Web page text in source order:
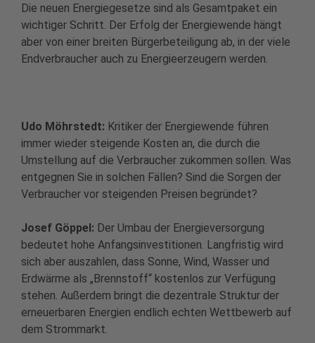
Die neuen Energiegesetze sind als Gesamtpaket ein
wichtiger Schritt. Der Erfolg der Energiewende hängt
aber von einer breiten Bürgerbeteiligung ab, in der viele
Endverbraucher auch zu Energieerzeugern werden.
Udo Möhrstedt: Kritiker der Energiewende führen
immer wieder steigende Kosten an, die durch die
Umstellung auf die Verbraucher zukommen sollen. Was
entgegnen Sie in solchen Fällen? Sind die Sorgen der
Verbraucher vor steigenden Preisen begründet?
Josef Göppel: Der Umbau der Energieversorgung
bedeutet hohe Anfangsinvestitionen. Langfristig wird
sich aber auszahlen, dass Sonne, Wind, Wasser und
Erdwärme als „Brennstoff“ kostenlos zur Verfügung
stehen. Außerdem bringt die dezentrale Struktur der
erneuerbaren Energien endlich echten Wettbewerb auf
dem Strommarkt.